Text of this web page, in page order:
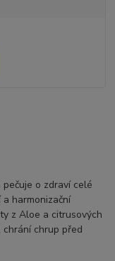
pečuje o zdraví celé
harmonizační
z Aloe a citrusových
chrání chrup před